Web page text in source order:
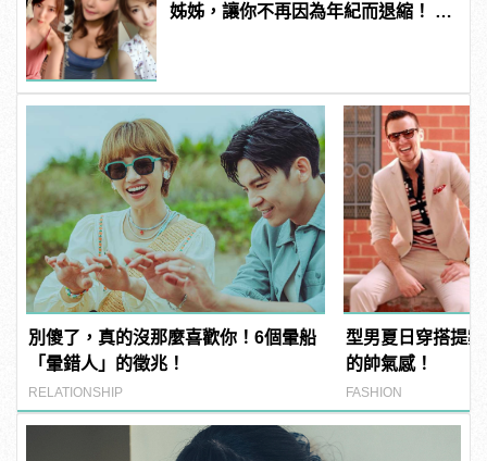
姊姊，讓你不再因為年紀而退縮！ |
別傻了，真的沒那麼喜歡你！6個暈船
「暈錯人」的徵兆！
RELATIONSHIP
型男夏日穿搭提
的帥氣感！
FASHION